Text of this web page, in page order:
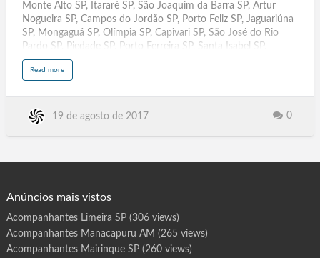
Monte Alto SP, Itararé SP, São Joaquim da Barra SP, Artur
Nogueira SP, Campos do Jordão SP, Porto Feliz SP, Jaguariúna
SP, Mongaguá SP, Olímpia SP, Capivari SP, São José do Rio
Pardo SP, Piedade SP, Porto Ferreira SP, Santa Isabel SP,
Itupeva SP, Monte Mor SP, Registro SP, Taquaritinga SP,
Boituva SP, Andradina SP, Nova Odessa SP, Bertioga SP,
Emilianopolis, Engenheiro Coelho, Espirito Santo do Pinhal,
Read morea
t
r
e
r
m
a
e
e
19 de agosto de 2017 0
Anúncios mais vistos
Acompanhantes Limeira SP(306 views)
Acompanhantes Manacapuru AM (265 views)
Acompanhantes Mairinque SP(260 views)